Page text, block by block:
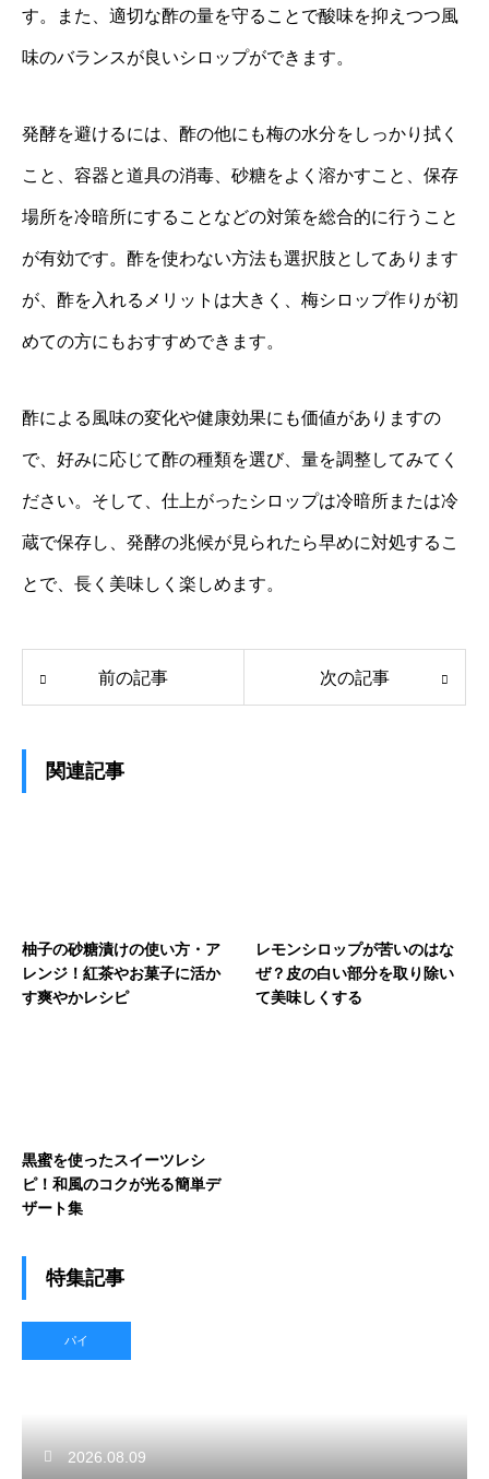
す。また、適切な酢の量を守ることで酸味を抑えつつ風
味のバランスが良いシロップができます。
発酵を避けるには、酢の他にも梅の水分をしっかり拭く
こと、容器と道具の消毒、砂糖をよく溶かすこと、保存
場所を冷暗所にすることなどの対策を総合的に行うこと
が有効です。酢を使わない方法も選択肢としてあります
が、酢を入れるメリットは大きく、梅シロップ作りが初
めての方にもおすすめできます。
酢による風味の変化や健康効果にも価値がありますの
で、好みに応じて酢の種類を選び、量を調整してみてく
ださい。そして、仕上がったシロップは冷暗所または冷
蔵で保存し、発酵の兆候が見られたら早めに対処するこ
とで、長く美味しく楽しめます。
前の記事 次の記事
関連記事
柚子の砂糖漬けの使い方・ア
レンジ！紅茶やお菓子に活か
す爽やかレシピ
レモンシロップが苦いのはな
ぜ？皮の白い部分を取り除い
て美味しくする
黒蜜を使ったスイーツレシ
ピ！和風のコクが光る簡単デ
ザート集
特集記事
パイ
2026.08.09